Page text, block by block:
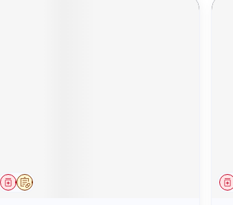
Op voorschrift
Geneesmiddel